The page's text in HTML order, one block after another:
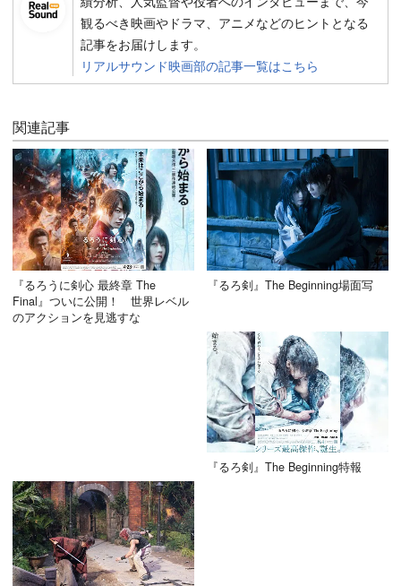
観るべき映画やドラマ、アニメなどのヒントとなる
記事をお届けします。
リアルサウンド映画部の記事一覧はこちら
関連記事
『るろうに剣心 最終章 The
Final』ついに公開！ 世界レベル
のアクションを見逃すな
『るろ剣』The Beginning場面写
『るろ剣』The Beginning特報